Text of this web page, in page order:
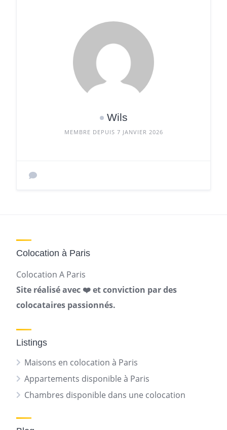
Wils
MEMBRE DEPUIS 7 JANVIER 2026
Colocation à Paris
Colocation A Paris
Site réalisé avec ❤️ et conviction par des
colocataires passionnés.
Listings
Maisons en colocation à Paris
Appartements disponible à Paris
Chambres disponible dans une colocation